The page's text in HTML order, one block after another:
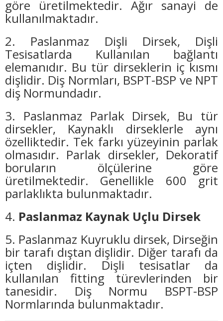
göre üretilmektedir. Ağır sanayi de
kullanılmaktadır.
2. Paslanmaz Dişli Dirsek, Dişli
Tesisatlarda Kullanılan bağlantı
elemanıdır. Bu tür dirseklerin iç kısmı
dişlidir. Diş Normları, BSPT-BSP ve NPT
diş Normundadır.
3. Paslanmaz Parlak Dirsek, Bu tür
dirsekler, Kaynaklı dirseklerle aynı
özelliktedir. Tek farkı yüzeyinin parlak
olmasıdır. Parlak dirsekler, Dekoratif
boruların ölçülerine göre
üretilmektedir. Genellikle 600 grit
parlaklıkta bulunmaktadır.
4. Paslanmaz Kaynak Uçlu Dirsek
5. Paslanmaz Kuyruklu dirsek, Dirseğin
bir tarafı dıştan dişlidir. Diğer tarafı da
içten dişlidir. Dişli tesisatlar da
kullanılan fitting türevlerinden bir
tanesidir. Diş Normu BSPT-BSP
Normlarında bulunmaktadır.